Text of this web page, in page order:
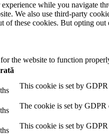
while you navigate
We also use third-party
of these cookies. But opting
the website to function
This cookie is set by
The cookie is set by GDPR
This cookie is set by